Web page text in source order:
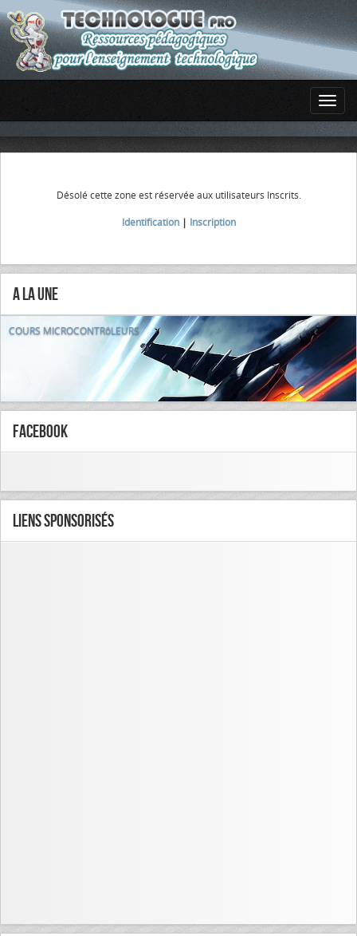
Désolé cette zone est réservée aux utilisateurs Inscrits.
Identification| Inscription
A la Une
COURS MICROCONTRôLEURS
FaceBook
Liens Sponsorisés